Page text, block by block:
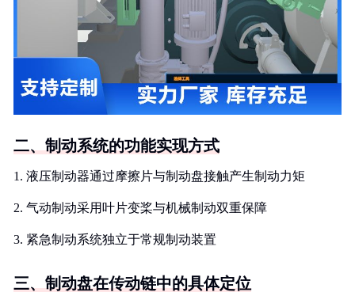
二、制动系统的功能实现方式
1. 液压制动器通过摩擦片与制动盘接触产生制动力矩
2. 气动制动采用叶片变桨与机械制动双重保障
3. 紧急制动系统独立于常规制动装置
三、制动盘在传动链中的具体定位